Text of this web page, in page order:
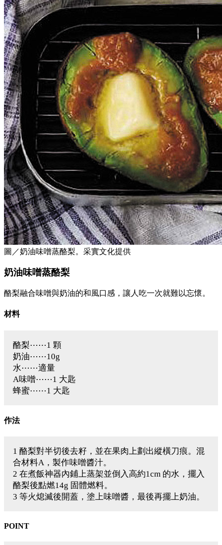
圖／奶油味噌蒸酪梨。采實文化提供
奶油味噌蒸酪梨
酪梨融合味噌與奶油的和風口感，讓人吃一次就難以忘懷。
材料
酪梨⋯⋯1 顆
奶油⋯⋯10g
水⋯⋯適量
A味噌⋯⋯1 大匙
蜂蜜⋯⋯1 大匙
作法
1 酪梨對半切後去籽，並在果肉上劃出縱橫刀痕。混
合材料A，製作味噌醬汁。
2 在煮飯神器內鋪上蒸架並倒入高約1cm 的水，擺入
酪梨後點燃14g 固體燃料。
3 等火熄滅後開蓋，塗上味噌醬，最後再擺上奶油。
POINT